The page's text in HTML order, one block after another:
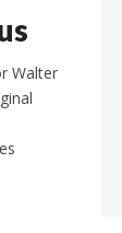
Walter